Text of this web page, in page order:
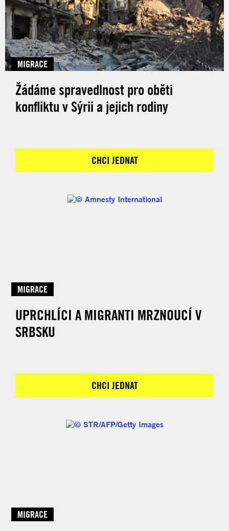
MIGRACE
Žádáme spravedlnost pro oběti
konfliktu v Sýrii a jejich rodiny
CHCI JEDNAT
MIGRACE
UPRCHLÍCI A MIGRANTI MRZNOUCÍ V
SRBSKU
CHCI JEDNAT
MIGRACE